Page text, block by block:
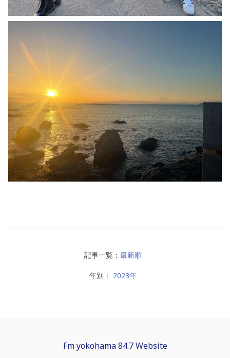
記事一覧： 最新順
年別： 2023年
Fm yokohama 84.7 Website